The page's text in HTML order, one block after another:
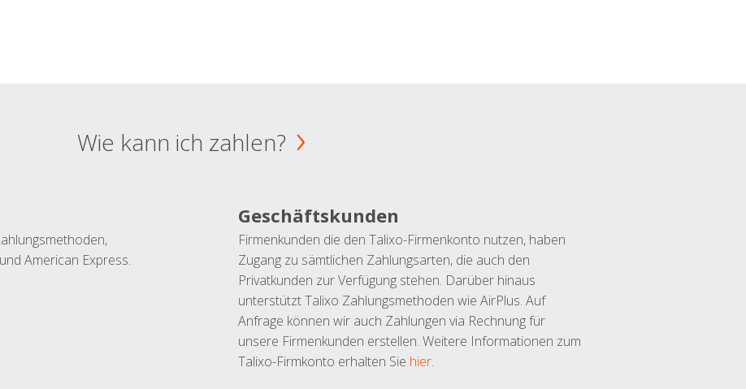
Wie kann ich zahlen?
American Express.
Geschäftskunden
Firmenkunden die den Talixo-Firmenkonto nutzen, haben
Zugang zu sämtlichen Zahlungsarten, die auch den
Privatkunden zur Verfügung stehen. Darüber hinaus
unterstützt Talixo Zahlungsmethoden wie AirPlus. Auf
Anfrage können wir auch Zahlungen via Rechnung für
unsere Firmenkunden erstellen. Weitere Informationen zum
Talixo-Firmkonto erhalten Sie hier.